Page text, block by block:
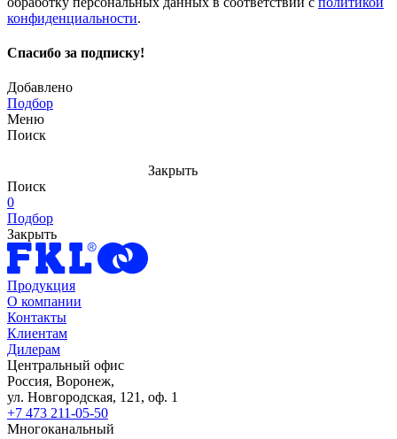
конфиденциальности.
Спасибо за подписку!
Добавлено
Подбор
Меню
Поиск
Закрыть
Поиск
0
Подбор
Закрыть
Продукция
О компании
Контакты
Клиентам
Дилерам
Центральный офис
Россия, Воронеж,
ул. Новгородская, 121, оф. 1
+7 473 211-05-50
Многоканальный